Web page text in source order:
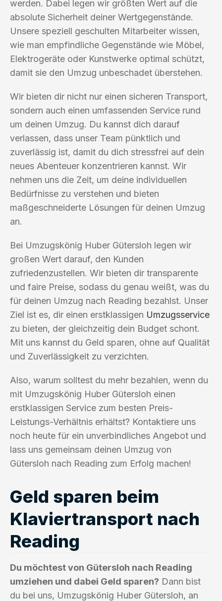
werden. Dabei legen wir größten Wert auf die
absolute Sicherheit deiner Wertgegenstände.
Unsere speziell geschulten Mitarbeiter wissen,
wie man empfindliche Gegenstände wie Möbel,
Elektrogeräte oder Kunstwerke optimal schützt,
damit sie den Umzug unbeschadet überstehen.
Wir bieten dir nicht nur einen sicheren Transport,
sondern auch einen umfassenden Service rund
um deinen Umzug. Du kannst dich darauf
verlassen, dass unser Team pünktlich und
zuverlässig ist, damit du dich stressfrei auf dein
neues Abenteuer konzentrieren kannst. Wir
nehmen uns die Zeit, um deine individuellen
Bedürfnisse zu verstehen und bieten
maßgeschneiderte Lösungen für deinen Umzug
an.
Bei Umzugskönig Huber Gütersloh legen wir
großen Wert darauf, den Kunden
zufriedenzustellen. Wir bieten dir transparente
und faire Preise, sodass du genau weißt, was du
für deinen Umzug nach Reading bezahlst. Unser
Ziel ist es, dir einen erstklassigen Umzugsservice
zu bieten, der gleichzeitig dein Budget schont.
Mit uns kannst du Geld sparen, ohne auf Qualität
und Zuverlässigkeit zu verzichten.
Also, warum solltest du mehr bezahlen, wenn du
mit Umzugskönig Huber Gütersloh einen
erstklassigen Service zum besten Preis-
Leistungs-Verhältnis erhältst? Kontaktiere uns
noch heute für ein unverbindliches Angebot und
lass uns gemeinsam deinen Umzug von
Gütersloh nach Reading zum Erfolg machen!
Geld sparen beim
Klaviertransport nach
Reading
Du möchtest von Gütersloh nach Reading
umziehen und dabei Geld sparen? Dann bist
du bei uns, Umzugskönig Huber Gütersloh, an